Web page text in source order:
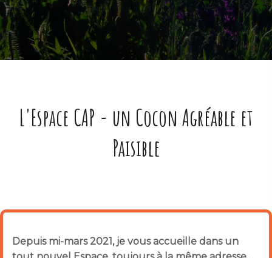
L'Espace CAP - un Cocon Agréable et
Paisible
Depuis mi-mars 2021, je vous accueille dans un